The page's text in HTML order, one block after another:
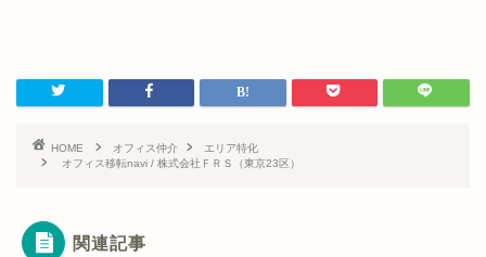
HOME オフィス仲介
エリア特化
オフィス移転navi / 株式会社ＦＲＳ（東京23区）
関連記事